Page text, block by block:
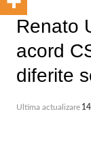
Renato
acord
diferite
Ultima actualizare